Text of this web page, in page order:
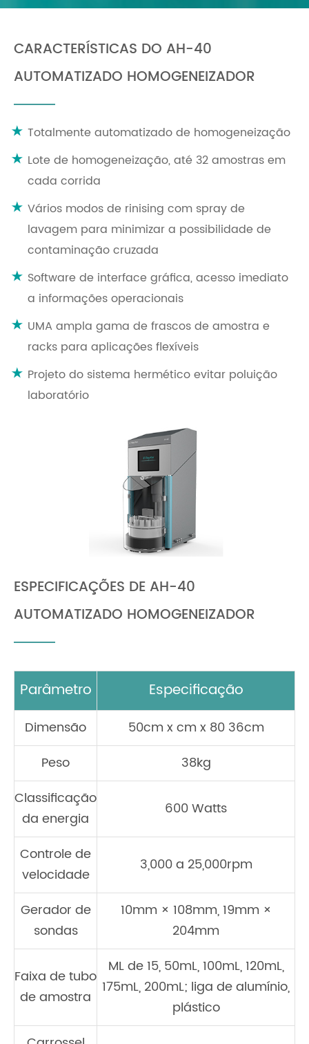
CARACTERÍSTICAS DO AH-40
AUTOMATIZADO HOMOGENEIZADOR
Totalmente automatizado de homogeneização
Lote de homogeneização, até 32 amostras em
cada corrida
Vários modos de rinising com spray de
lavagem para minimizar a possibilidade de
contaminação cruzada
Software de interface gráfica, acesso imediato
a informações operacionais
UMA ampla gama de frascos de amostra e
racks para aplicações flexíveis
Projeto do sistema hermético evitar poluição
laboratório
ESPECIFICAÇÕES DE AH-40
AUTOMATIZADO HOMOGENEIZADOR
Parâmetro Especificação
Dimensão
50cm x cm x 80 36cm
Peso
38kg
Classificação
da energia
600 Watts
Controle de
velocidade
3,000 a 25,000rpm
Gerador de
sondas
10mm × 108mm, 19mm ×
204mm
Faixa de tubo
de amostra
ML de 15, 50mL, 100mL, 120mL,
175mL, 200mL; liga de alumínio,
plástico